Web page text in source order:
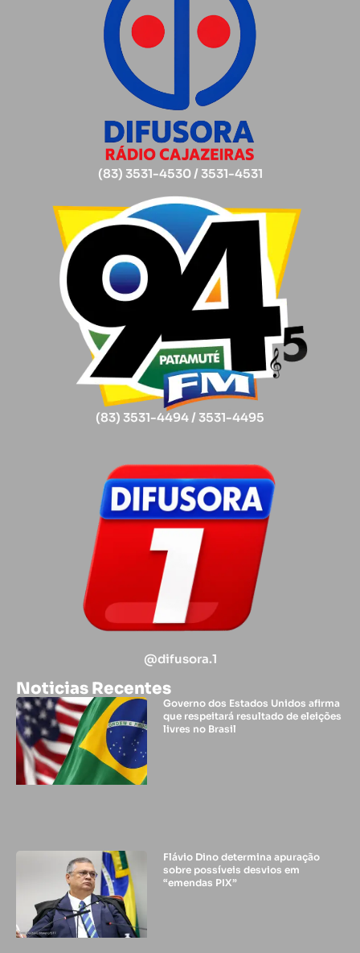
(83) 3531-4530 / 3531-4531
(83) 3531-4494 / 3531-4495
@difusora.1
Noticias Recentes
Governo dos Estados Unidos afirma
que respeitará resultado de eleições
livres no Brasil
Flávio Dino determina apuração
sobre possíveis desvios em
“emendas PIX”